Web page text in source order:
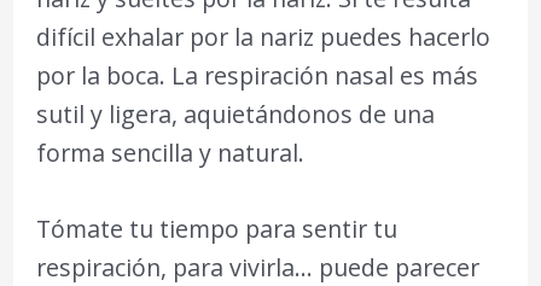
difícil exhalar por la nariz puedes hacerlo
por la boca. La respiración nasal es más
sutil y ligera, aquietándonos de una
forma sencilla y natural.
Tómate tu tiempo para sentir tu
respiración, para vivirla… puede parecer